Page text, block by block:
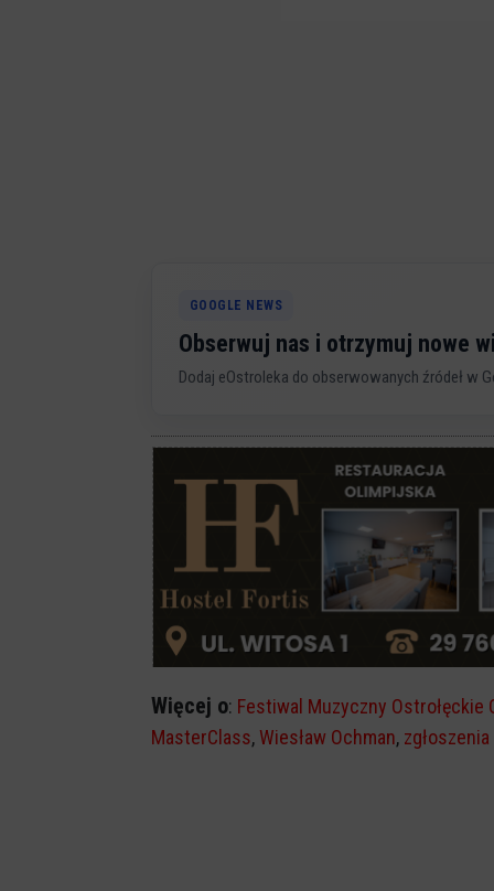
GOOGLE NEWS
Obserwuj nas i otrzymuj nowe
Dodaj eOstroleka do obserwowanych źródeł w
Więcej o: Festiwal Muzyczny Ostrołęckie
MasterClass, Wiesław Ochman,